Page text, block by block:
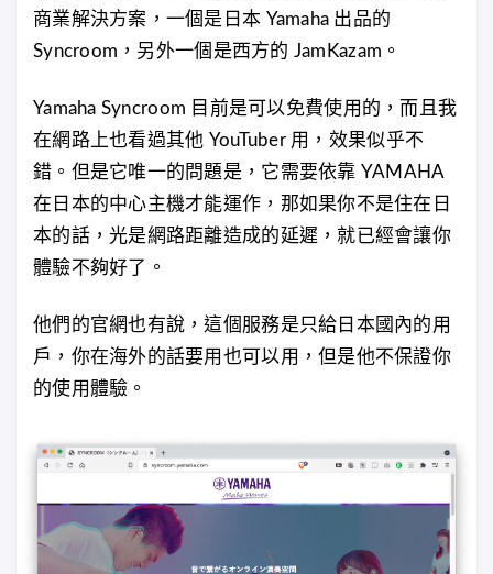
商業解決方案，一個是日本 Yamaha 出品的
Syncroom，另外一個是西方的 JamKazam。
Yamaha Syncroom 目前是可以免費使用的，而且我
在網路上也看過其他 YouTuber 用，效果似乎不
錯。但是它唯一的問題是，它需要依靠 YAMAHA
在日本的中心主機才能運作，那如果你不是住在日
本的話，光是網路距離造成的延遲，就已經會讓你
體驗不夠好了。
他們的官網也有說，這個服務是只給日本國內的用
戶，你在海外的話要用也可以用，但是他不保證你
的使用體驗。